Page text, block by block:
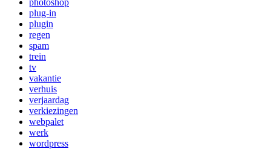
photoshop
plug-in
plugin
regen
spam
trein
tv
vakantie
verhuis
verjaardag
verkiezingen
webpalet
werk
wordpress